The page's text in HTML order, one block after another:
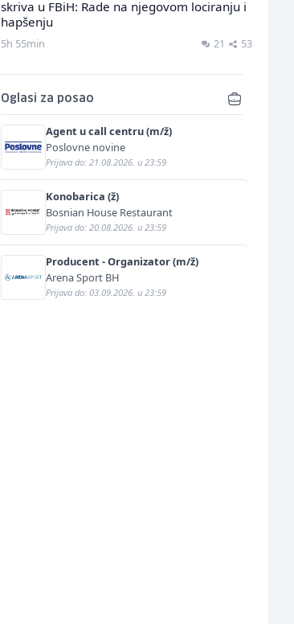
skriva u FBiH: Rade na njegovom lociranju i
hapšenju
5h 55min 21 53
Oglasi za posao
Agent u call centru (m/ž)
Poslovne novine
Prijava do: 21.08.2026. u 23:59
Konobarica (ž)
Bosnian House Restaurant
Prijava do: 20.08.2026. u 23:59
Producent - Organizator (m/ž)
Arena Sport BH
Prijava do: 03.09.2026. u 23:59